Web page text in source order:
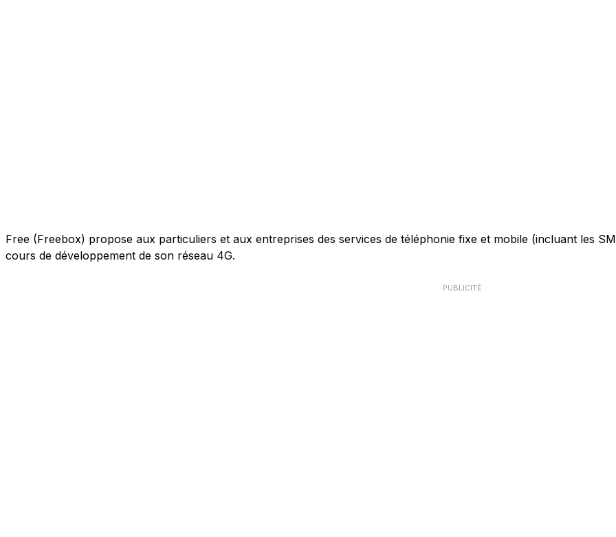
Free (Freebox) propose aux particuliers et aux entreprises des services de téléphonie fixe et mobile (incluant les
cours de développement de son réseau 4G.
PUBLICITÉ